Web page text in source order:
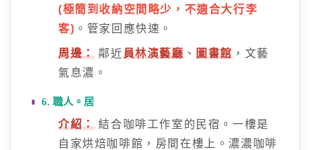
(極簡到收納空間略少，不適合大行李
客) 。管家回應快速。
周邊：鄰近員林演藝廳、圖書館 ，文藝
氣息濃。
6. 職人。居
介紹：結合咖啡工作室的民宿。一樓是
自家烘焙咖啡館，房間在樓上。濃濃咖啡